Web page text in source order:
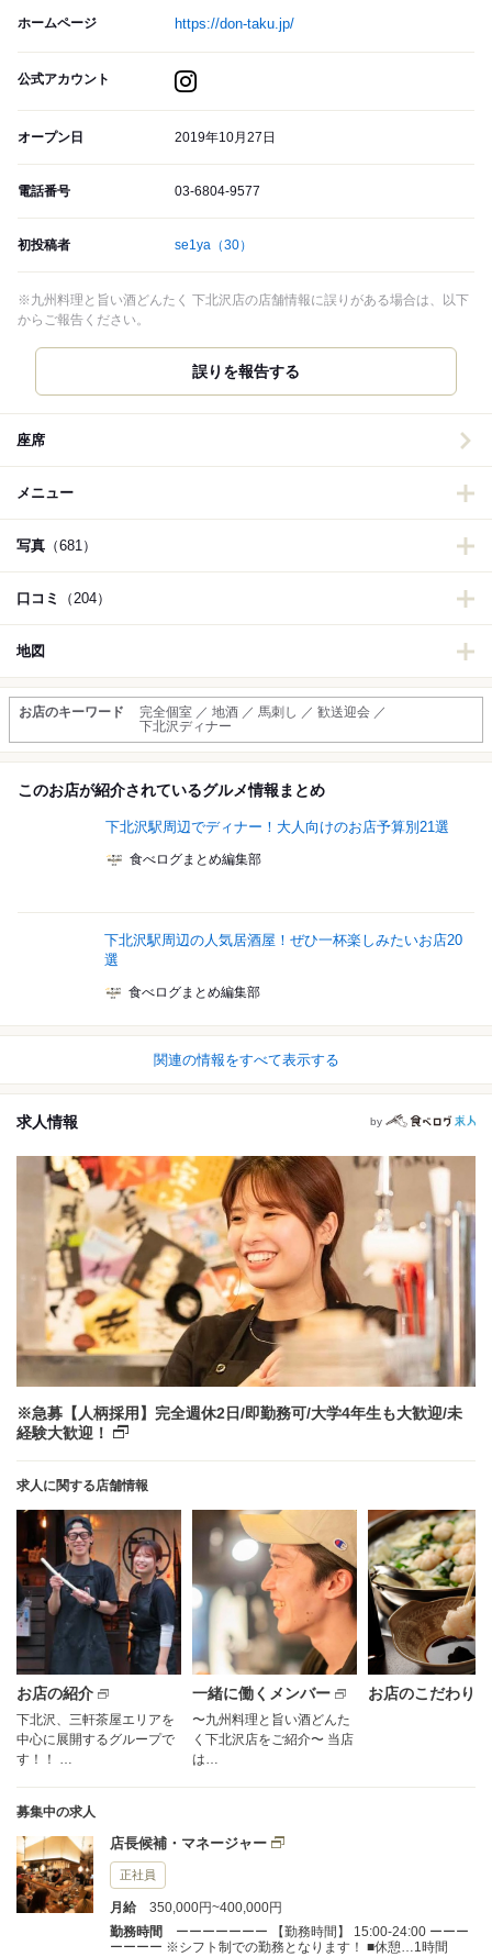
ホームページ https://don-taku.jp/
公式アカウント
オープン日 2019年10月27日
電話番号 03-6804-9577
初投稿者 se1ya （30）
※九州料理と旨い酒どんたく 下北沢店の店舗情報に誤りがある場合は、以下
からご報告ください。
誤りを報告する
座席
メニュー
写真 （681）
口コミ （204）
地図
お店のキーワード
完全個室 ／ 地酒 ／ 馬刺し ／ 歓送迎会 ／
下北沢ディナー
このお店が紹介されているグルメ情報まとめ
下北沢駅周辺でディナー！大人向けのお店予算別21選
食べログまとめ編集部
下北沢駅周辺の人気居酒屋！ぜひ一杯楽しみたいお店20
選
食べログまとめ編集部
関連の情報をすべて表示する
求人情報 by
※急募【人柄採用】完全週休2日/即勤務可/大学4年生も大歓迎/未
経験大歓迎！
求人に関する店舗情報
お店の紹介
下北沢、三軒茶屋エリアを
中心に展開するグループで
す！！ …
一緒に働くメンバー
〜九州料理と旨い酒どんた
く下北沢店をご紹介〜 当店
は…
お店のこだわり
募集中の求人
店長候補・マネージャー
正社員
月給
350,000円~400,000円
勤務時間
ーーーーーーー 【勤務時間】 15:00-24:00 ーーー
ーーーー ※シフト制での勤務となります！ ■休憩…1時間